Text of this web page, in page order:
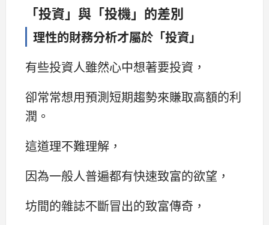
「投資」與「投機」的差別
理性的財務分析才屬於「投資」
有些投資人雖然心中想著要投資，
卻常常想用預測短期趨勢來賺取高額的利
潤。
這道理不難理解，
因為一般人普遍都有快速致富的欲望，
坊間的雜誌不斷冒出的致富傳奇，